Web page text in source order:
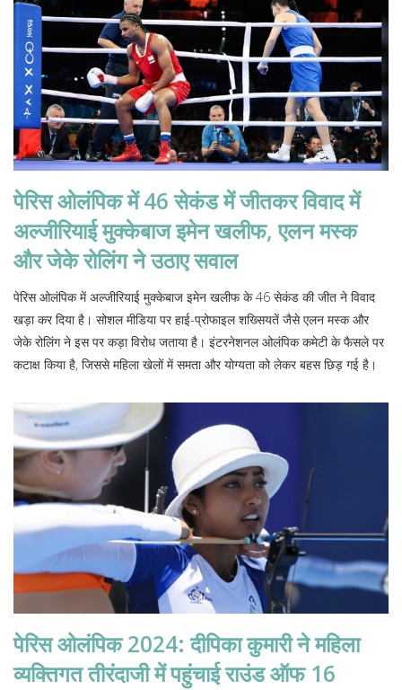
पेरिस ओलंपिक में 46 सेकंड में जीतकर विवाद में
अल्जीरियाई मुक्केबाज इमेन खलीफ, एलन मस्क
और जेके रोलिंग ने उठाए सवाल
पेरिस ओलंपिक में अल्जीरियाई मुक्केबाज इमेन खलीफ के 46 सेकंड की जीत ने विवाद
खड़ा कर दिया है। सोशल मीडिया पर हाई-प्रोफाइल शख्सियतें जैसे एलन मस्क और
जेके रोलिंग ने इस पर कड़ा विरोध जताया है। इंटरनेशनल ओलंपिक कमेटी के फैसले पर
कटाक्ष किया है, जिससे महिला खेलों में समता और योग्यता को लेकर बहस छिड़ गई है।
पेरिस ओलंपिक 2024: दीपिका कुमारी ने महिला
व्यक्तिगत तीरंदाजी में पहुंचाई राउंड ऑफ 16